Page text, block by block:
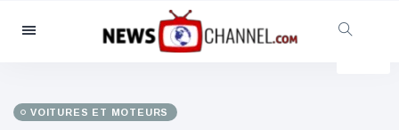
Catégories
Social et amusant
(155)
VOITURES ET MOTEURS